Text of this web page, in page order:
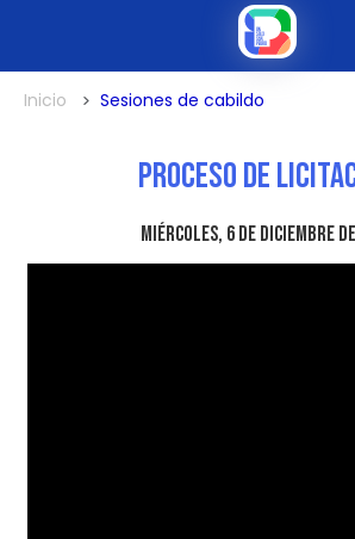
Inicio Sesiones de cabildo
Proceso de
miércoles, 6 de diciembre